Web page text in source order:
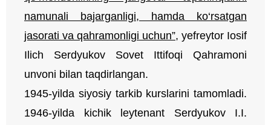
namunali bajarganligi, hamda ko‘rsatgan
jasorati va qahramonligi uchun”, yefreytor Iosif
Ilich Serdyukov Sovet Ittifoqi Qahramoni
unvoni bilan taqdirlangan.
1945-yilda siyosiy tarkib kurslarini tamomladi.
1946-yilda kichik leytenant Serdyukov I.I.